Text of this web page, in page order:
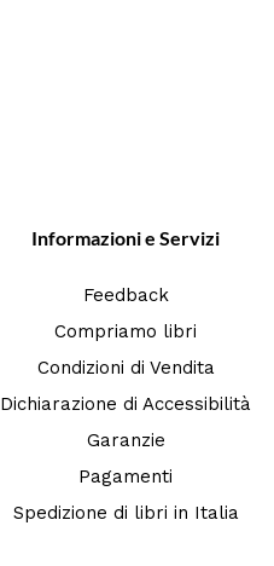
Informazioni e Servizi
Feedback
Compriamo libri
Condizioni di Vendita
Dichiarazione di Accessibilità
Garanzie
Pagamenti
Spedizione di libri in Italia